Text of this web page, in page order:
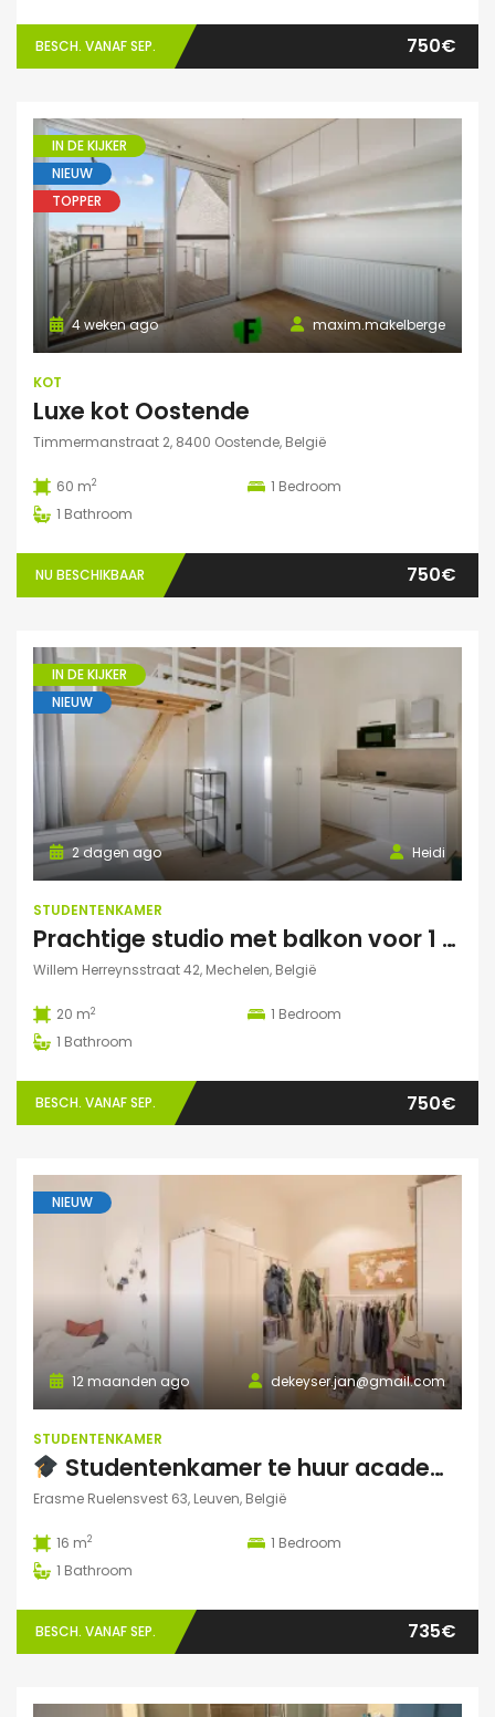
BESCH. VANAF SEP. 750€
IN DE KIJKER
NIEUW
TOPPER
maxim.makelberge
4 weken ago
KOT
Luxe kot Oostende
Timmermanstraat 2, 8400 Oostende, België
60 m2 1 Bedroom
1 Bathroom
NU BESCHIKBAAR 750€
IN DE KIJKER
NIEUW
Heidi
2 dagen ago
STUDENTENKAMER
Prachtige studio met balkon voor 1 student(e)!
Willem Herreynsstraat 42, Mechelen, België
20 m2 1 Bedroom
1 Bathroom
BESCH. VANAF SEP. 750€
NIEUW
dekeyser.jan@gmail.com
12 maanden ago
STUDENTENKAMER
Studentenkamer te huur academiejaar 2025-2026 – Ruelensvest 63, Leuven (Naamsepoort)
Erasme Ruelensvest 63, Leuven, België
16 m2 1 Bedroom
1 Bathroom
BESCH. VANAF SEP. 735€